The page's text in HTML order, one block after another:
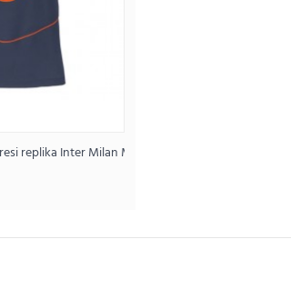
Marcus Thuram #9 Domači SP 2026
2025-26 Kratek rokav
replika Inter Milan Marcus Thuram #9 Tretji 2025-